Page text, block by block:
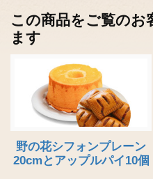
この商品をご覧のお
ます
野の花シフォンプレーン
20cmとアップルパイ10個